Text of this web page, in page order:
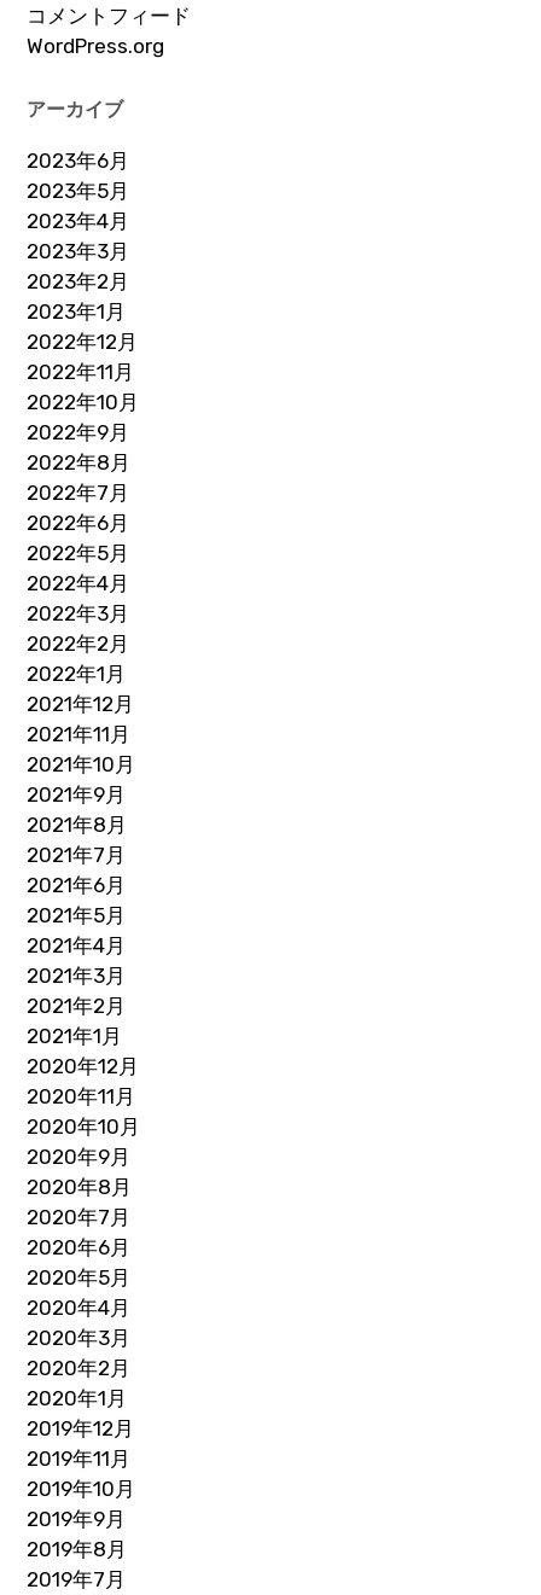
コメントフィード
WordPress.org
アーカイブ
2023年6月
2023年5月
2023年4月
2023年3月
2023年2月
2023年1月
2022年12月
2022年11月
2022年10月
2022年9月
2022年8月
2022年7月
2022年6月
2022年5月
2022年4月
2022年3月
2022年2月
2022年1月
2021年12月
2021年11月
2021年10月
2021年9月
2021年8月
2021年7月
2021年6月
2021年5月
2021年4月
2021年3月
2021年2月
2021年1月
2020年12月
2020年11月
2020年10月
2020年9月
2020年8月
2020年7月
2020年6月
2020年5月
2020年4月
2020年3月
2020年2月
2020年1月
2019年12月
2019年11月
2019年10月
2019年9月
2019年8月
2019年7月